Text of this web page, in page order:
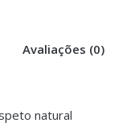
Avaliações (0)
natural